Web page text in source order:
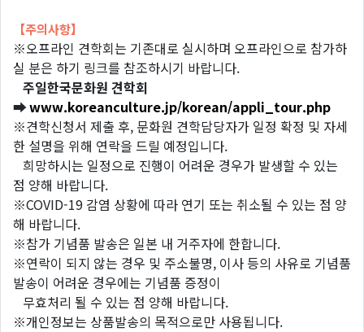
【주의사항】
※오프라인 견학회는 기존대로 실시하며 오프라인으로 참가하
실 분은 하기 링크를 참조하시기 바랍니다.
주일한국문화원 견학회
➡www.koreanculture.jp/korean/appli_tour.php
※견학신청서 제출 후, 문화원 견학담당자가 일정 확정 및 자세
한 설명을 위해 연락을 드릴 예정입니다.
희망하시는 일정으로 진행이 어려운 경우가 발생할 수 있는
점 양해 바랍니다.
※COVID-19 감염 상황에 따라 연기 또는 취소될 수 있는 점 양
해 바랍니다.
※참가 기념품 발송은 일본 내 거주자에 한합니다.
※연락이 되지 않는 경우 및 주소불명, 이사 등의 사유로 기념품
발송이 어려운 경우에는 기념품 증정이
무효처리 될 수 있는 점 양해 바랍니다.
※개인정보는 상품발송의 목적으로만 사용됩니다.